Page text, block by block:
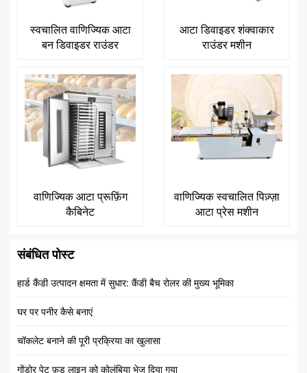
स्वचालित वाणिज्यिक आटा
बन डिवाइडर राउंडर
आटा डिवाइडर शंक्वाकार
राउंडर मशीन
वाणिज्यिक आटा प्रूफ़िंग
कैबिनेट
वाणिज्यिक स्वचालित पिज़्ज़ा
आटा प्रेस मशीन
संबंधित पोस्ट
हार्ड कैंडी उत्पादन क्षमता में सुधार: कैंडी बैच रोलर की मुख्य भूमिका
घर पर पनीर कैसे बनाएं
चॉकलेट बनाने की पूरी प्रक्रिया का खुलासा
गोंडोर पेट फ़ूड लाइन को कोलंबिया भेज दिया गया